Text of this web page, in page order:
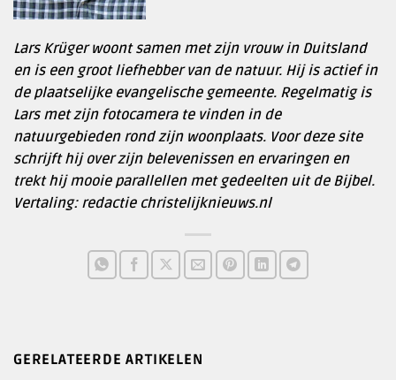
Lars Krüger woont samen met zijn vrouw in Duitsland
en is een groot liefhebber van de natuur. Hij is actief in
de plaatselijke evangelische gemeente. Regelmatig is
Lars met zijn fotocamera te vinden in de
natuurgebieden rond zijn woonplaats. Voor deze site
schrijft hij over zijn belevenissen en ervaringen en
trekt hij mooie parallellen met gedeelten uit de Bijbel.
Vertaling: redactie christelijknieuws.nl
GERELATEERDE ARTIKELEN